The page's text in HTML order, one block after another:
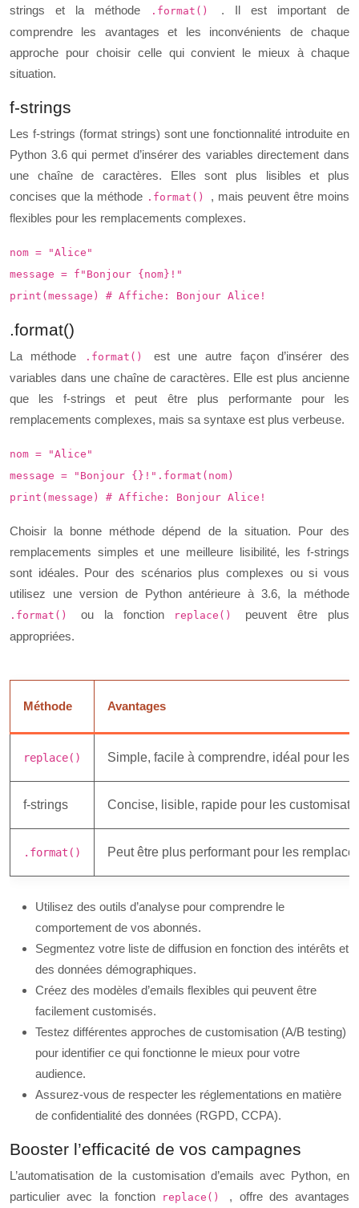
strings et la méthode .format() . Il est important de
comprendre les avantages et les inconvénients de chaque
approche pour choisir celle qui convient le mieux à chaque
situation.
f-strings
Les f-strings (format strings) sont une fonctionnalité introduite en
Python 3.6 qui permet d’insérer des variables directement dans
une chaîne de caractères. Elles sont plus lisibles et plus
concises que la méthode .format() , mais peuvent être moins
flexibles pour les remplacements complexes.
nom = "Alice"
message = f"Bonjour {nom}!"
print(message) # Affiche: Bonjour Alice!
.format()
La méthode .format() est une autre façon d’insérer des
variables dans une chaîne de caractères. Elle est plus ancienne
que les f-strings et peut être plus performante pour les
remplacements complexes, mais sa syntaxe est plus verbeuse.
nom = "Alice"
message = "Bonjour {}!".format(nom)
print(message) # Affiche: Bonjour Alice!
Choisir la bonne méthode dépend de la situation. Pour des
remplacements simples et une meilleure lisibilité, les f-strings
sont idéales. Pour des scénarios plus complexes ou si vous
utilisez une version de Python antérieure à 3.6, la méthode
.format() ou la fonction replace() peuvent être plus
appropriées.
Méthode Avantages
replace() Simple, facile à comprendre, idéal pour les
f-strings Concise, lisible, rapide pour les
.format() Peut être plus performant pour les
Utilisez des outils d’analyse pour comprendre le
comportement de vos abonnés.
Segmentez votre liste de diffusion en fonction des intérêts et
des données démographiques.
Créez des modèles d’emails flexibles qui peuvent être
facilement customisés.
Testez différentes approches de customisation (A/B testing)
pour identifier ce qui fonctionne le mieux pour votre
audience.
Assurez-vous de respecter les réglementations en matière
de confidentialité des données (RGPD, CCPA).
Booster l’efficacité de vos campagnes
L’automatisation de la customisation d’emails avec Python, en
particulier avec la fonction
replace() , offre des avantages